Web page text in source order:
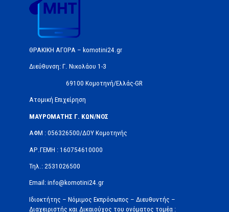
ΘΡΑΚΙΚΗ ΑΓΟΡΑ – komotini24.gr
Διεύθυνση: Γ. Νικολάου 1-3
69100 Κομοτηνή/Ελλάς-GR
Ατομική Επιχείρηση
ΜΑΥΡΟΜΑΤΗΣ Γ. ΚΩΝ/ΝΟΣ
ΑΦΜ : 056326500/ΔOΥ Κομοτηνής
ΑΡ.ΓΕΜΗ : 160754610000
Τηλ.: 2531026500
Email: info@komotini24.gr
Ιδιοκτήτης – Νόμιμος Εκπρόσωπος – Διευθυντής –
Διαχειριστής και Δικαιούχος του ονόματος τομέα :